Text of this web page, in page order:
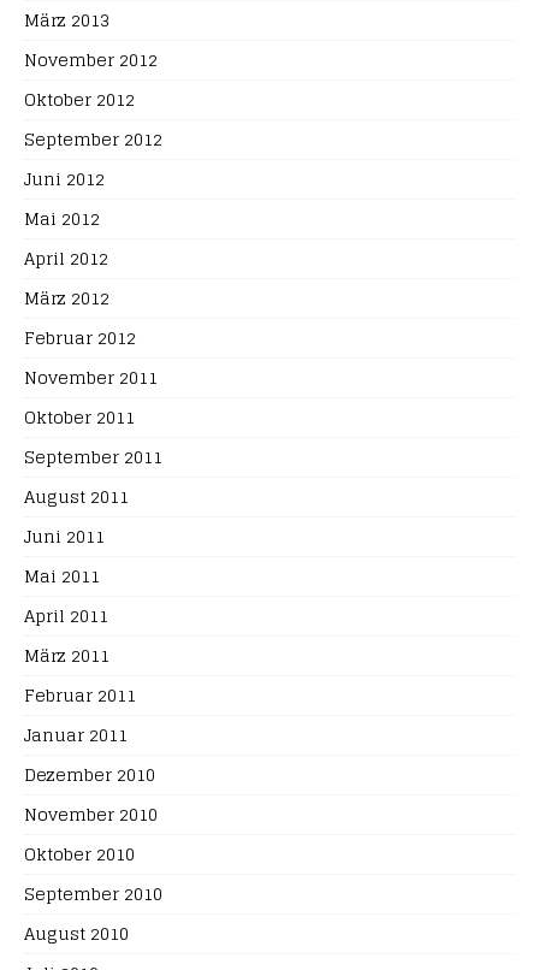
März 2013
November 2012
Oktober 2012
September 2012
Juni 2012
Mai 2012
April 2012
März 2012
Februar 2012
November 2011
Oktober 2011
September 2011
August 2011
Juni 2011
Mai 2011
April 2011
März 2011
Februar 2011
Januar 2011
Dezember 2010
November 2010
Oktober 2010
September 2010
August 2010